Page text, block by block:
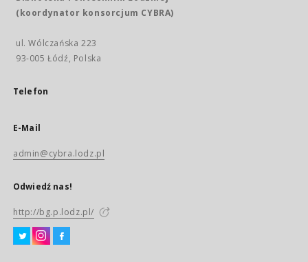
(koordynator konsorcjum CYBRA)
ul. Wólczańska 223
93-005 Łódź, Polska
Telefon
E-Mail
admin@cybra.lodz.pl
Odwiedź nas!
http://bg.p.lodz.pl/